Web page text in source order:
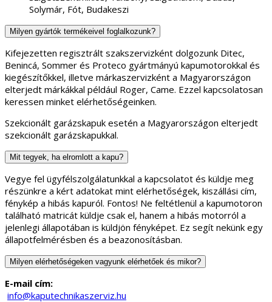
Solymár, Fót, Budakeszi
Milyen gyártók termékeivel foglalkozunk?
Kifejezetten regisztrált szakszervizként dolgozunk Ditec,
Benincá, Sommer és Proteco gyártmányú kapumotorokkal és
kiegészítőkkel, illetve márkaszervizként a Magyarországon
elterjedt márkákkal például Roger, Came. Ezzel kapcsolatosan
keressen minket elérhetőségeinken.
Szekcionált garázskapuk esetén a Magyarországon elterjedt
szekcionált garázskapukkal.
Mit tegyek, ha elromlott a kapu?
Vegye fel ügyfélszolgálatunkkal a kapcsolatot és küldje meg
részünkre a kért adatokat mint elérhetőségek, kiszállási cím,
fénykép a hibás kapuról. Fontos! Ne feltétlenül a kapumotoron
található matricát küldje csak el, hanem a hibás motorról a
jelenlegi állapotában is küldjön fényképet. Ez segít nekünk egy
állapotfelmérésben és a beazonosításban.
Milyen elérhetőségeken vagyunk elérhetőek és mikor?
E-mail cím:
info@kaputechnikaszerviz.hu